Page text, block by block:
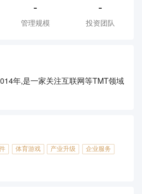
-
管理规模
-
投资团队
年,是一家关注互联网等TMT领域
体育游戏 产业升级 企业服务